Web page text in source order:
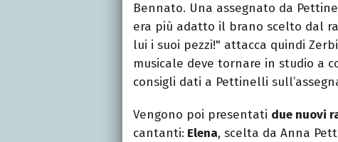
Bennato. Una assegnato da
era più adatto il brano scelto dal
lui i suoi pezzi!" attacca quindi
musicale deve tornare in studio a
consigli dati a Pettinelli
Vengono poi presentati due nuovi
cantanti: Elena, scelta da Anna